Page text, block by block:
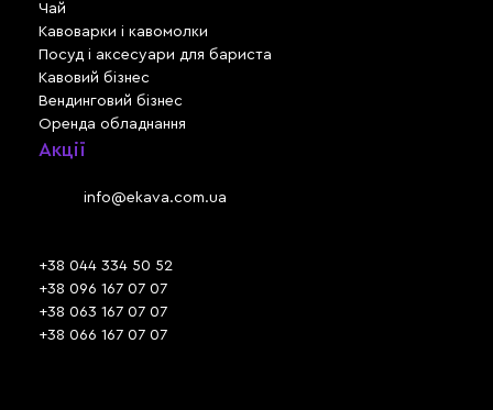
Чай
Кавоварки і кавомолки
Посуд і аксесуари для бариста
Кавовий бізнес
Вендинговий бізнес
Оренда обладнання
Акції
info@ekava.com.ua
+38 044 334 50 52
+38 096 167 07 07
+38 063 167 07 07
+38 066 167 07 07